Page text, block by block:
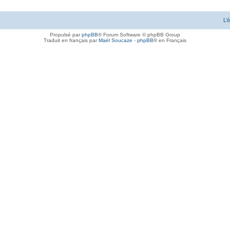
Propulsé parphpBB® Forum Software © phpBB Group
Traduit en français parMaël Soucaze - phpBB® en Français